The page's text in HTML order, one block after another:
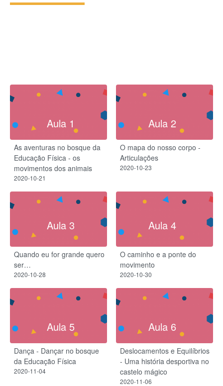
Aula 1
As aventuras no bosque da
Educação Física - os
movimentos dos animais
2020-10-21
Aula 2
O mapa do nosso corpo -
Articulações
2020-10-23
Aula 3
Quando eu for grande quero
ser…
2020-10-28
Aula 4
O caminho e a ponte do
movimento
2020-10-30
Aula 5
Dança - Dançar no bosque
da Educação Física
2020-11-04
Aula 6
Deslocamentos e Equilíbrios
- Uma história desportiva no
castelo mágico
2020-11-06